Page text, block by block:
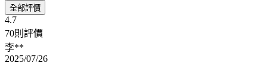
全部評價
4.7
70則評價
李**
2025/07/26